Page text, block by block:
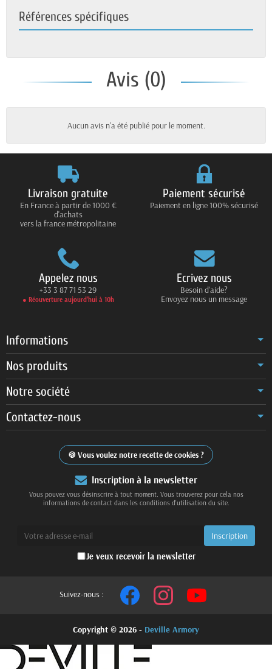
Références spécifiques
Avis (0)
Aucun avis n'a été publié pour le moment.
Livraison gratuite
En France à partir de 1000 €
d'achats
vers la france métropolitaine
Paiement sécurisé
Paiement en ligne 100% sécurisé
Appelez nous
+33 3 87 71 53 29
● Réouverture aujourd’hui à 10h
Ecrivez nous
Besoin d'aide?
Envoyez nous un message
Informations
Nos produits
Notre société
Contactez-nous
Vous voulez notre recette de cookies ?
Inscription à la newsletter
Vous pouvez vous désinscrire à tout moment. Vous trouverez pour cela nos
informations de contact dans les conditions d'utilisation du site.
Je veux recevoir la newsletter
Suivez-nous :
Copyright © 2026 - Deville Armory